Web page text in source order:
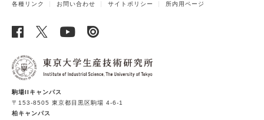
各種リンク お問い合わせ サイトポリシー 所内用ページ
駒場IIキャンパス
〒153-8505 東京都目黒区駒場 4-6-1
柏キャンパス